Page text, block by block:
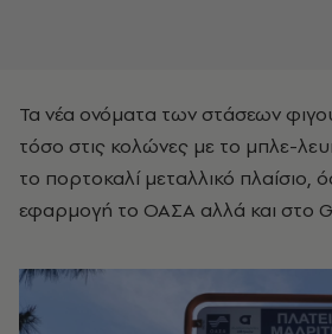
Τα νέα ονόματα των στάσεων
τόσο στις κολώνες με το μπλε-
το πορτοκαλί μεταλλικό πλαίσιο,
εφαρμογή το ΟΑΣΑ αλλά και στο